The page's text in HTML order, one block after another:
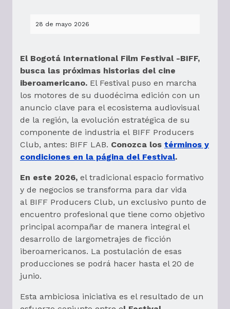
28 de mayo 2026
El Bogotá International Film Festival -BIFF,
busca las próximas historias del cine
iberoamericano. El Festival puso en marcha
los motores de su duodécima edición con un
anuncio clave para el ecosistema audiovisual
de la región, la evolución estratégica de su
componente de industria el BIFF Producers
Club, antes: BIFF LAB. Conozca los términos y
condiciones en la página del Festival.
En este 2026, el tradicional espacio formativo
y de negocios se transforma para dar vida
al BIFF Producers Club, un exclusivo punto de
encuentro profesional que tiene como objetivo
principal acompañar de manera integral el
desarrollo de largometrajes de ficción
iberoamericanos. La postulación de esas
producciones se podrá hacer hasta el 20 de
junio.
Esta ambiciosa iniciativa es el resultado de un